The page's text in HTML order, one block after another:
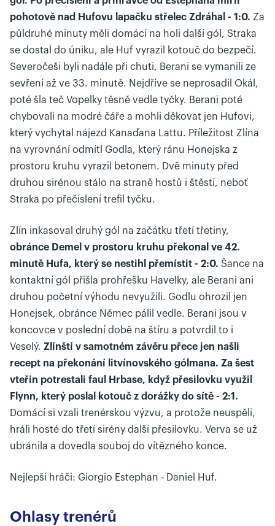
pohotově nad Hufovu lapačku střelec Zdráhal - 1:0. Za
půldruhé minuty měli domácí na holi další gól, Straka
se dostal do úniku, ale Huf vyrazil kotouč do bezpečí.
Severočeši byli nadále při chuti, Berani se vymanili ze
sevření až ve 33. minutě. Nejdříve se neprosadil Okál,
poté šla teč Vopelky těsně vedle tyčky. Berani poté
chybovali na modré čáře a mohli děkovat jen Hufovi,
který vychytal nájezd Kanaďana Lattu. Příležitost Zlína
na vyrovnání odmítl Godla, který ránu Honejska z
prostoru kruhu vyrazil betonem. Dvě minuty před
druhou sirénou stálo na straně hostů i štěstí, neboť
Straka po přečíslení trefil tyčku.
Zlín inkasoval druhý gól na začátku třetí třetiny,
obránce Demel v prostoru kruhu překonal ve 42.
minutě Hufa, který se nestihl přemístit - 2:0. Šance na
kontaktní gól přišla prohřešku Havelky, ale Berani ani
druhou početní výhodu nevyužili. Godlu ohrozil jen
Honejsek, obránce Němec pálil vedle. Berani jsou v
koncovce v poslední době na štíru a potvrdil to i
Veselý. Zlínští v samotném závěru přece jen našli
recept na překonání litvínovského gólmana. Za šest
vteřin potrestali faul Hrbase, když přesilovku využil
Flynn, který poslal kotouč z dorážky do sítě - 2:1.
Domácí si vzali trenérskou výzvu, a protože neuspěli,
hráli hosté do třetí sirény další přesilovku. Verva se už
ubránila a dovedla souboj do vítězného konce.
Nejlepší hráči: Giorgio Estephan - Daniel Huf.
Ohlasy trenérů